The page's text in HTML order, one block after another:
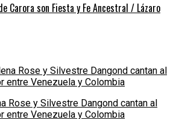
Carora son Fiesta y Fe Ancestral / Lázaro
Rose y Silvestre Dangond cantan al
entre Venezuela y Colombia